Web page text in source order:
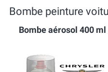
Bombe peinture
Bombe aérosol 400 ml